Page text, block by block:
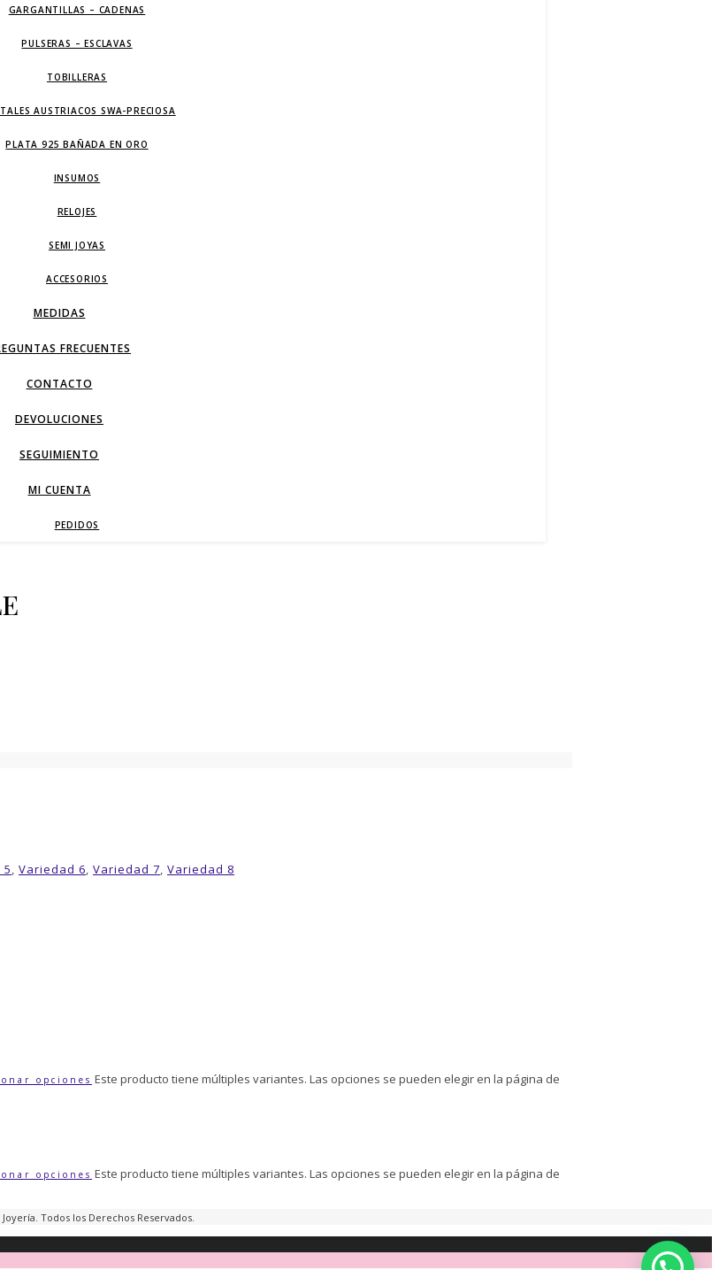
GARGANTILLAS – CADENAS
PULSERAS – ESCLAVAS
TOBILLERAS
AUSTRIACOS SWA-PRECIOSA
PLATA 925 BAÑADA EN ORO
INSUMOS
RELOJES
SEMI JOYAS
ACCESORIOS
MEDIDAS
FRECUENTES
CONTACTO
DEVOLUCIONES
SEGUIMIENTO
MI CUENTA
PEDIDOS
, Variedad 6, Variedad 7, Variedad 8
opciones Este producto tiene múltiples variantes. Las opciones se pueden elegir en la página de
opciones Este producto tiene múltiples variantes. Las opciones se pueden elegir en la página de
Joyería. Todos los Derechos Reservados.